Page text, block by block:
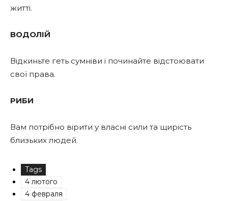
житті.
ВОДОЛІЙ
Відкиньте геть сумніви і починайте відстоювати
свої права.
РИБИ
Вам потрібно вірити у власні сили та щирість
близьких людей.
Tags
4 лютого
4 февраля